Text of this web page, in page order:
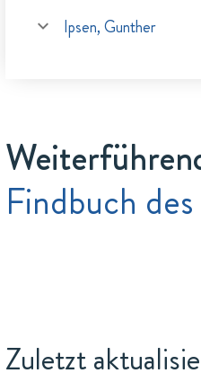
Ipsen, Gunther
Findbuch
Zuletzt